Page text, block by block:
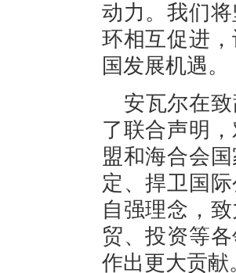
动力。我们
环相互促进
国发展机遇。
安瓦尔在
了联合声明
盟和海合会
定、捍卫国
自强理念，
贸、投资等
作出更大贡献